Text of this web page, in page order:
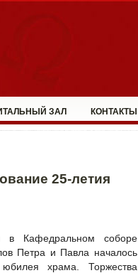
ЗАЛ КОНТАКТЫ
25-летия
в Кафедральном соборе
Петра и Павла началось
юбилея храма. Торжества